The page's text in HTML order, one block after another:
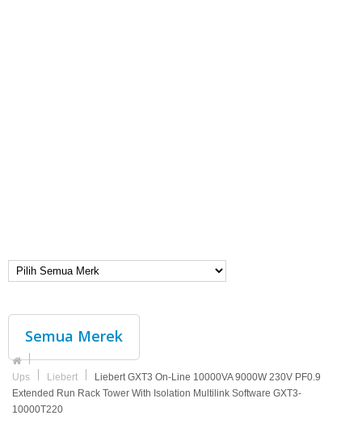
Semua Merek
Ups Liebert
Liebert GXT3 On-Line 10000VA 9000W 230V PF0.9
Extended Run Rack Tower With Isolation Multilink Software GXT3-
10000T220